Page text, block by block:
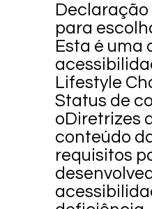
para
Esta é uma
Lifestyle
Status de
oDiretrizes
conteúdo
requisitos